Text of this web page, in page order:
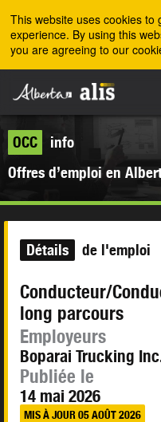
This website uses cookies to
experience. By using this
you are agreeing to our
OCC
info
Offres d’emploi en
Détails de l'emploi
Conducteur/
long parcours
Employeurs
Boparai Trucking
Publiée le
14 mai 2026
MIS À JOUR 05 AOÛT 2026